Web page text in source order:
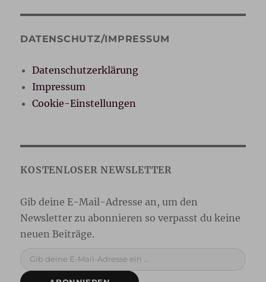
DATENSCHUTZ/IMPRESSUM
Datenschutzerklärung
Impressum
Cookie-Einstellungen